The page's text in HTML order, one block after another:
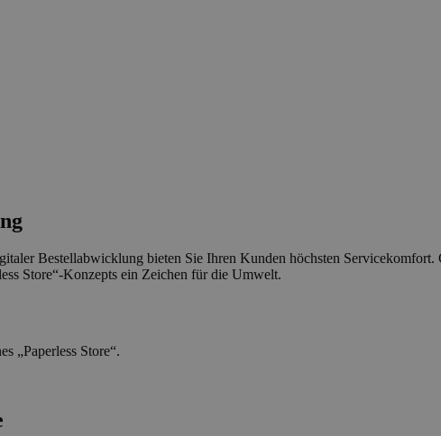
Bestellabwicklung bieten Sie Ihren Kunden höchsten
Store“-Konzepts ein Zeichen für die Umwelt.
„Paperless Store“.